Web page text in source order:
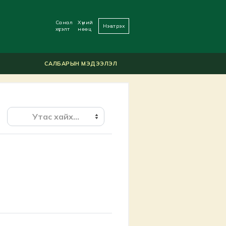
Санал
хүсэлт
Хүний
нөөц
Нэвтрэх
САЛБАРЫН МЭДЭЭЛЭЛ
Утас хайх...